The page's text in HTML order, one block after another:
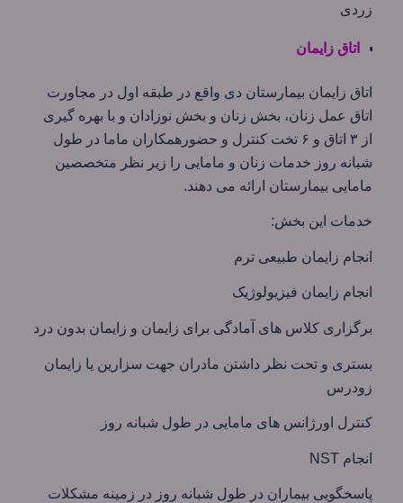
زردی
اتاق زایمان
اتاق زایمان بیمارستان دی واقع در طبقه اول در مجاورت
اتاق عمل زنان، بخش زنان و بخش نوزادان و با بهره گیری
از ۳ اتاق و ۶ تخت کنترل و حضورهمکاران ماما در طول
شبانه روز خدمات زنان و مامایی را زیر نظر متخصصین
مامایی بیمارستان ارائه می دهند.
خدمات این بخش:
انجام زایمان طبیعی ترم
انجام زايمان فيزيولوژیک
برگزاری كلاس های آمادگی برای زايمان و زايمان بدون درد
بستری و تحت نظر داشتن مادران جهت سزارین یا زایمان
زودرس
کنترل اورژانس های مامایی در طول شبانه روز
انجام NST
پاسخگویی بیماران در طول شبانه روز در زمینه مشکلات